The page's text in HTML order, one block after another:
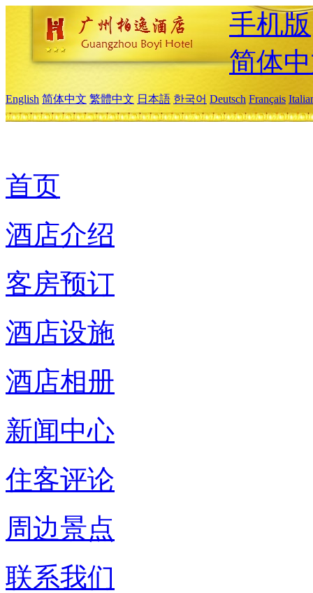
手机版
简体
English 简体中文 繁體中文 日本語 한국어 Deutsch Français
首页
酒店介绍
客房预订
酒店设施
酒店相册
新闻中心
住客评论
周边景点
联系我们